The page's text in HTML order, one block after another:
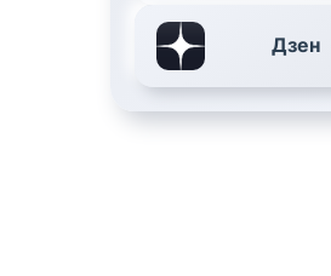
Дзен